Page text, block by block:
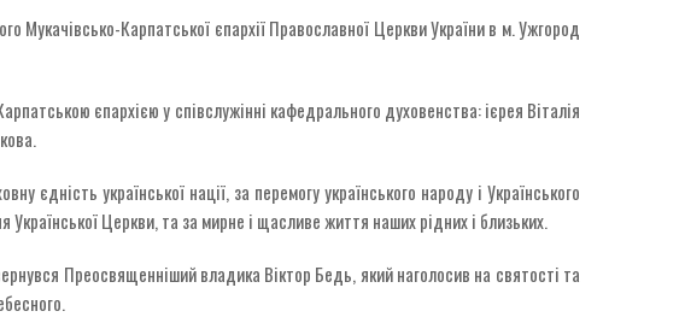
Мукачівсько-Карпатської єпархії Православної Церкви України в м. Ужгород
єпархією у співслужінні кафедрального духовенства: ієрея Віталія
єдність української нації, за перемогу українського народу і Українського
Церкви, та за мирне і щасливе життя наших рідних і близьких.
Преосвященніший владика Віктор Бедь, який наголосив на святості та